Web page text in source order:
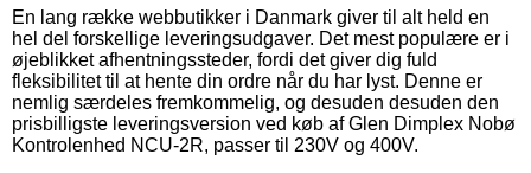
En lang række webbutikker i Danmark giver til alt held en
hel del forskellige leveringsudgaver. Det mest populære er i
øjeblikket afhentningssteder, fordi det giver dig fuld
fleksibilitet til at hente din ordre når du har lyst. Denne er
nemlig særdeles fremkommelig, og desuden desuden den
prisbilligste leveringsversion ved køb af Glen Dimplex Nobø
Kontrolenhed NCU-2R, passer til 230V og 400V.